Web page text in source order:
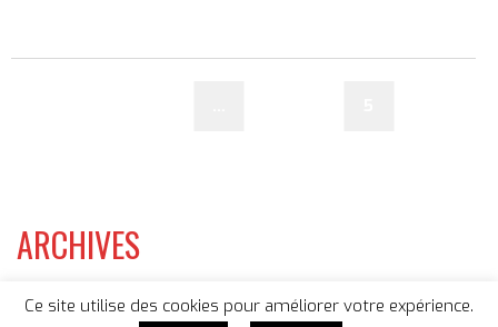
ARCHIVES
CATEGORIES
Ce site utilise des cookies pour améliorer votre expérience.